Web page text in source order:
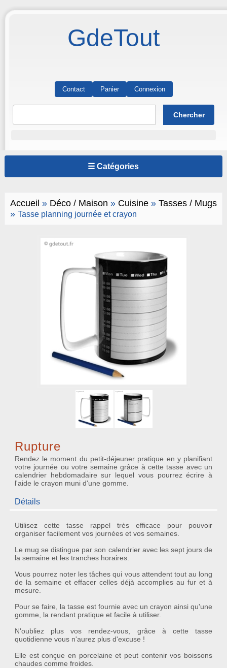
GdeTout
Contact Panier Connexion
☰ Catégories
Accueil » Déco / Maison » Cuisine» Tasses / Mugs
» Tasse planning journée et crayon
Rupture
Rendez le moment du petit-déjeuner pratique en y planifiant
votre journée ou votre semaine grâce à cette tasse avec un
calendrier hebdomadaire sur lequel vous pourrez écrire à
l'aide le crayon muni d'une gomme.
Détails
Utilisez cette tasse rappel très efficace pour pouvoir
organiser facilement vos journées et vos semaines.
Le mug se distingue par son calendrieravec les sept jours de
la semaine et les tranches horaires.
Vous pourrez noter les tâches qui vous attendent tout au long
de la semaine et effacer celles déjà accomplies au fur et à
mesure.
Pour se faire, la tasse est fournie avec uncrayon ainsi qu'une
gomme, la rendant pratique et facile à utiliser.
N'oubliez plus vos rendez-vous, grâce à cette tasse
quotidienne vous n'aurez plus d'excuse !
Elle est conçue en porcelaine et peut contenir vos boissons
chaudes comme froides.